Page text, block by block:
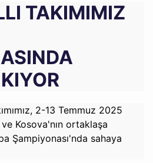
TAKIMIMIZ
2-13 Temmuz 2025
Kosova'nın ortaklaşa
Şampiyonası'nda sahaya